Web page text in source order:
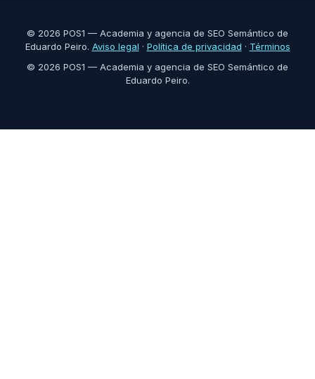
© 2026 POS1 — Academia y agencia de SEO Semántico de
Eduardo Peiro. Aviso legal · Política de privacidad · Términos
© 2026 POS1 — Academia y agencia de SEO Semántico de
Eduardo Peiro.